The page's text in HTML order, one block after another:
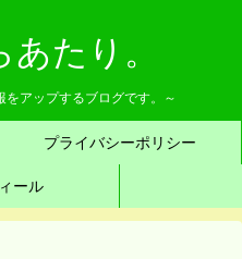
たり。
をアップするブログです。～
プライバシーポリシー
ール